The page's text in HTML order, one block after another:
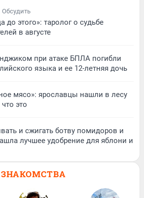
Обсудить
до этого»: таролог о судьбе
в августе
при атаке БПЛА погибли
языка и ее 12-летняя дочь
мясо»: ярославцы нашли в лесу
это
и сжигать ботву помидоров и
лучшее удобрение для яблони и
ЗНАКОМСТВА